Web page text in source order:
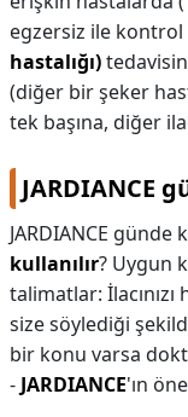
egzersiz ile kontrol
hastalığı)
(diğer bir şeker
tek başına, diğer
JARDIANCE
JARDIANCE günde
kullanılır? Uygun
talimatlar:
size söylediği
bir konu varsa
- JARDIANCE'ın